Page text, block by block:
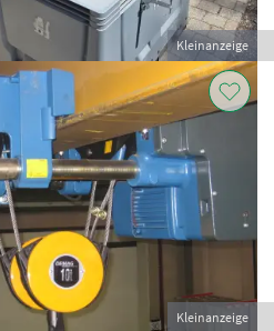
Kleinanzeige
Kleinanzeige